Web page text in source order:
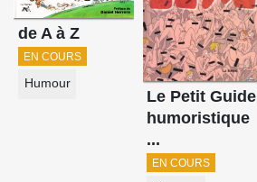
de A à Z
EN COURS
Humour
Le Petit Guide
humoristique
...
EN COURS